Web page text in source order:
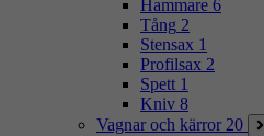
Hammare 6
Tång 2
Stensax 1
Profilsax 2
Spett 1
Kniv 8
Vagnar och kärror 20